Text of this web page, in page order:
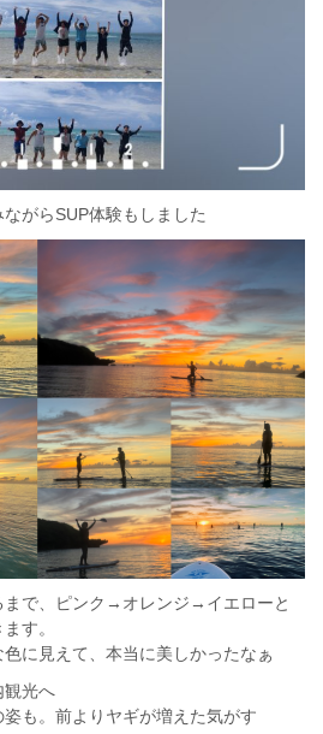
がらSUP体験もしました
まで、ピンク→オレンジ→イエローと
す。
に見えて、本当に美しかったなぁ
観光へ
も。前よりヤギが増えた気がす